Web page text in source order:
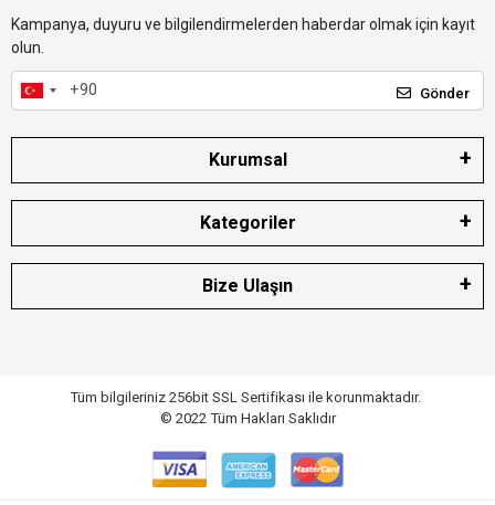
Kampanya, duyuru ve bilgilendirmelerden haberdar olmak için kayıt
olun.
Gönder
Kurumsal
Kategoriler
Bize Ulaşın
Tüm bilgileriniz 256bit SSL Sertifikası ile korunmaktadır.
© 2022 Tüm Hakları Saklıdır